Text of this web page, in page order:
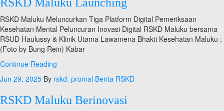
RSKD Maluku Launching
RSKD Maluku Meluncurkan Tiga Platform Digital Pemeriksaan
Kesehatan Mental Peluncuran Inovasi Digital RSKD Maluku bersama
RSUD Haulussy & Klinik Utama Lawamena Bhakti Kesehatan Maluku ;
(Foto by Bung Rein) Kabar
Continue Reading
Launching
Jun 29, 2025 By rskd_promal Berita RSKD
RSKD Maluku Berinovasi